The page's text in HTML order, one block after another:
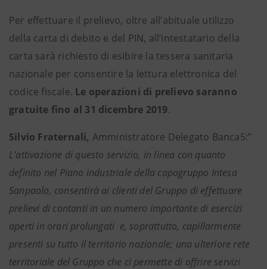
Per effettuare il prelievo, oltre all’abituale utilizzo
della carta di debito e del PIN, all’intestatario della
carta sarà richiesto di esibire la tessera sanitaria
nazionale per consentire la lettura elettronica del
codice fiscale. Le operazioni di prelievo saranno
gratuite fino al 31 dicembre 2019.
Silvio Fraternali, Amministratore Delegato Banca5:”
L’attivazione di questo servizio, in linea con quanto
definito nel Piano industriale della capogruppo Intesa
Sanpaolo, consentirà ai clienti del Gruppo di effettuare
prelievi di contanti in un numero importante di esercizi
aperti in orari prolungati e, soprattutto, capillarmente
presenti su tutto il territorio nazionale; una ulteriore rete
territoriale del Gruppo che ci permette di offrire servizi